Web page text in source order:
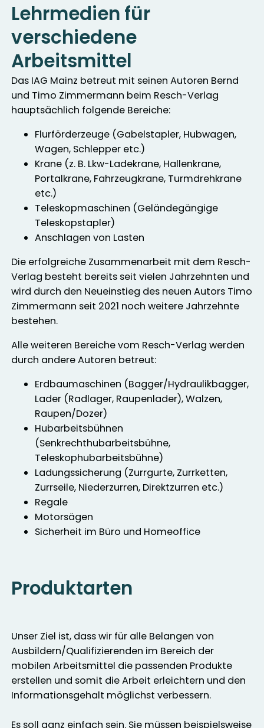
Lehrmedien für
verschiedene
Arbeitsmittel
Das IAG Mainz betreut mit seinen Autoren Bernd
und Timo Zimmermann beim Resch-Verlag
hauptsächlich folgende Bereiche:
Flurförderzeuge (Gabelstapler, Hubwagen,
Wagen, Schlepper etc.)
Krane (z. B. Lkw-Ladekrane, Hallenkrane,
Portalkrane, Fahrzeugkrane, Turmdrehkrane
etc.)
Teleskopmaschinen (Geländegängige
Teleskopstapler)
Anschlagen von Lasten
Die erfolgreiche Zusammenarbeit mit dem Resch-
Verlag besteht bereits seit vielen Jahrzehnten und
wird durch den Neueinstieg des neuen Autors Timo
Zimmermann seit 2021 noch weitere Jahrzehnte
bestehen.
Alle weiteren Bereiche vom Resch-Verlag werden
durch andere Autoren betreut:
Erdbaumaschinen (Bagger/Hydraulikbagger,
Lader (Radlager, Raupenlader), Walzen,
Raupen/Dozer)
Hubarbeitsbühnen
(Senkrechthubarbeitsbühne,
Teleskophubarbeitsbühne)
Ladungssicherung (Zurrgurte, Zurrketten,
Zurrseile, Niederzurren, Direktzurren etc.)
Regale
Motorsägen
Sicherheit im Büro und Homeoffice
Produktarten
Unser Ziel ist, dass wir für alle Belangen von
Ausbildern/Qualifizierenden im Bereich der
mobilen Arbeitsmittel die passenden Produkte
erstellen und somit die Arbeit erleichtern und den
Informationsgehalt möglichst verbessern.
Es soll ganz einfach sein. Sie müssen beispielsweise